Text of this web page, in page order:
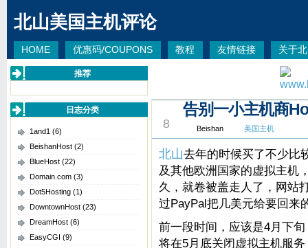
北山美国主机评论
HOME 优惠码/COUPONS 教程 友情链接 关于
推荐
日志分类
1and1 (6)
BeishanHost (2)
BlueHost (22)
Domain.com (3)
Dot5Hosting (1)
DowntownHost (23)
DreamHost (6)
EasyCGI (9)
8
告别一小主机商
Beishan 美国主机
北山去年的时候买了不少比
及其他欧洲国家的虚拟主机
久，就卷被盖走人了，网站
过PayPal把几美元给要回来
前一段时间，应该是4月下
将在5月底关闭虚拟主机服